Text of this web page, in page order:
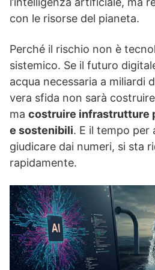
con le risorse del pianeta.
Perché il rischio non è
sistemico. Se il futuro
acqua necessaria a miliardi
vera sfida non sarà
ma costruire infrastrutture
e sostenibili. E il tempo per
giudicare dai numeri, si sta
rapidamente.